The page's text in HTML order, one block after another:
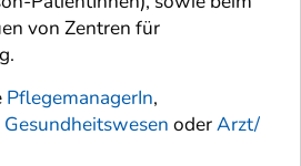
von Zentren für
PflegemanagerIn,
oderArzt/